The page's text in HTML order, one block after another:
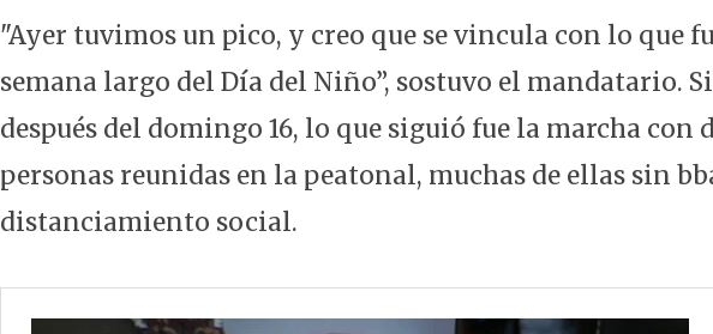
"Ayer tuvimos un pico, y creo que se vincula con lo que
semana largo del Día del Niño”, sostuvo el mandatario.
después del domingo 16, lo que siguió fue la marcha con
personas reunidas en la peatonal, muchas de ellas sin
distanciamiento social.